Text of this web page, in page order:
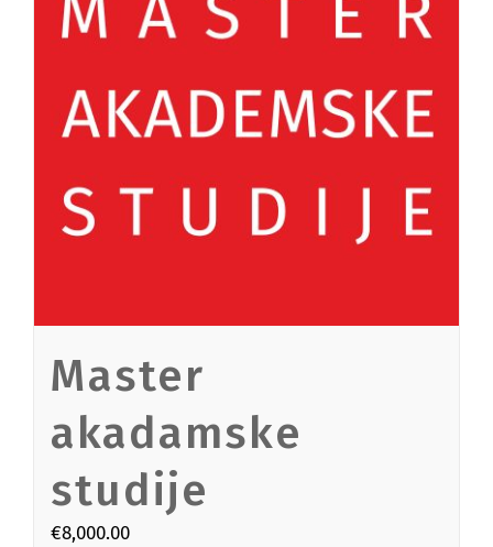
Master
akadamske
studije
€8,000.00